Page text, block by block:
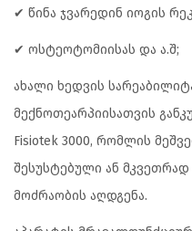
✔ წინა ჯვარედინ იოგის
✔ ოსტეოტომიისას და ა.შ;
ახალი ხედვის
მექნოთეარპიისათვის
Fisiotek 3000, რომლის
შესუსტებული ან
მოძრაობის აღდგენა.